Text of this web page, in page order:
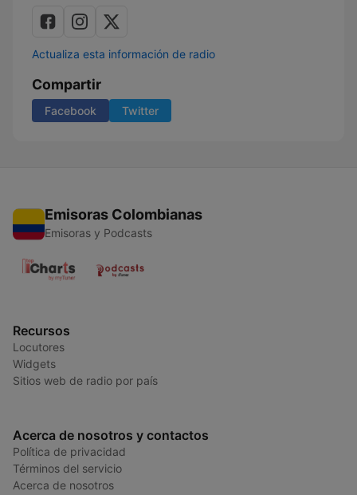
Actualiza esta información de radio
Compartir
Facebook Twitter
Emisoras Colombianas
Emisoras y Podcasts
Recursos
Locutores
Widgets
Sitios web de radio por país
Acerca de nosotros y contactos
Política de privacidad
Términos del servicio
Acerca de nosotros